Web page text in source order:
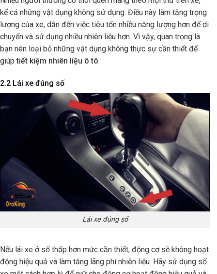
kể cả những vật dụng không sử dụng. Điều này làm tăng trọng
lượng của xe, dẫn đến việc tiêu tốn nhiều năng lượng hơn để di
chuyển và sử dụng nhiều nhiên liệu hơn. Vì vậy, quan trọng là
bạn nên loại bỏ những vật dụng không thực sự cần thiết để
giúptiết kiệm nhiên liệu ô tô.
2.2 Lái xe đúng số
Lái xe đúng số
Nếu lái xe ở số thấp hơn mức cần thiết, động cơ sẽ không hoạt
động hiệu quả và làm tăng lãng phí nhiên liệu. Hãy sử dụng số